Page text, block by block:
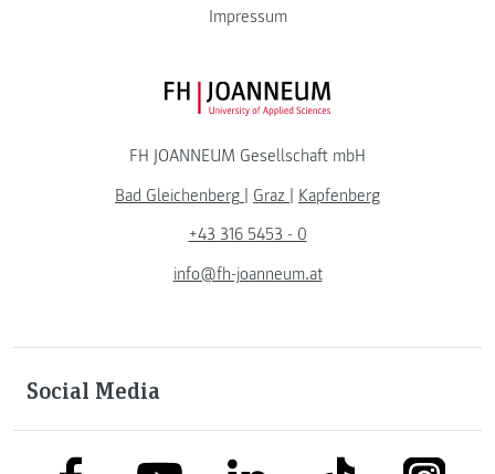
Impressum
FH JOANNEUM Logo
FH JOANNEUM Gesellschaft mbH
Bad Gleichenberg | Graz | Kapfenberg
+43 316 5453 - 0
info@fh-joanneum.at
Social Media